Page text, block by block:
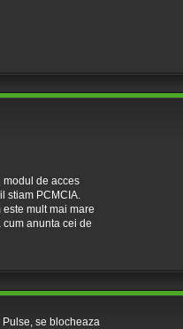
modul de acces
stiam PCMCIA.
mult mai mare
anunta cei de
se blocheaza